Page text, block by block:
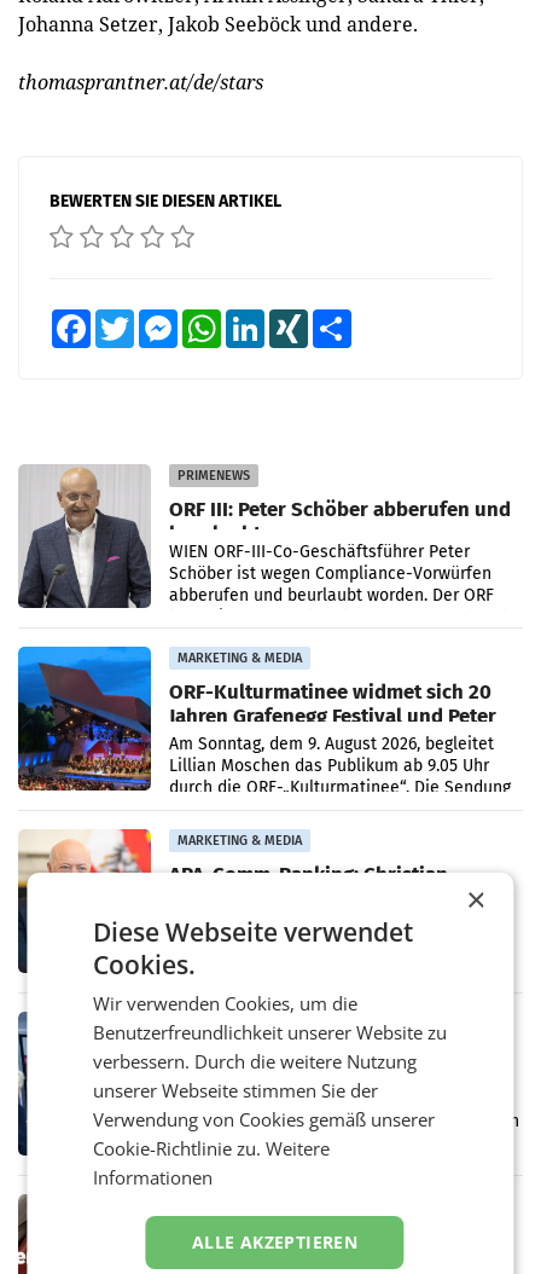
Johanna Setzer, Jakob Seeböck und andere.
thomasprantner.at/de/stars
BEWERTEN SIE DIESEN ARTIKEL
FacebookTwitter MessengerWhatsAppLinkedInXING
PRIMENEWS
ORF III: Peter Schöber abberufen und
beurlaubt
WIEN ORF-III-Co-Geschäftsführer Peter
Schöber ist wegen Compliance-Vorwürfen
abberufen und beurlaubt worden. Der ORF
MARKETING & MEDIA
ORF-Kulturmatinee widmet sich 20
Jahren Grafenegg Festival und Peter
Simonischek
Am Sonntag, dem 9. August 2026, begleitet
Lillian Moschen das Publikum ab 9.05 Uhr
durch die ORF-„Kulturmatinee“. Die Sendung
startet mit der Dokumentation „20 Jahre
Grafenegg
MARKETING & MEDIA
APA-Comm-Ranking: Christian
Stocker mit höchster Medienpräsenz
im Juli
Das APA-Comm-Politik-Ranking untersucht
monatlich die Berichterstattung von zwölf
österreichischen Tageszeitungen und
analysiert, welche Politikerinnen und
Politiker Österreichs die
MARKETING & MEDIA
Prozess zu Warner-Übernahme erst
im März 2027
LOS ANGELES Die geplante Übernahme des
Hollywood-Urgesteins Warner Brothers durch
den Rivalen Paramount wird noch lange in
den Prozess zu
Werbe Akademie startet neue
Imagekampagne rund um Praxisnähe
×
Diese Webseite verwendet
Cookies.
Wir verwenden Cookies, um die
Benutzerfreundlichkeit unserer Website zu
verbessern. Durch die weitere Nutzung
unserer Webseite stimmen Sie der
Verwendung von Cookies gemäß unserer
Cookie-Richtlinie zu.Weitere
Informationen
ALLE AKZEPTIEREN